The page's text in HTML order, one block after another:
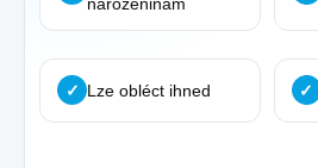
✓ Lze obléct ihned ✓